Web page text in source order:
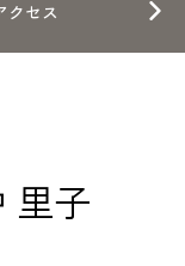
クセス
里子